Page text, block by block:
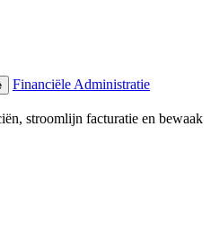
Financiële Administratie
stroomlijn facturatie en bewaak